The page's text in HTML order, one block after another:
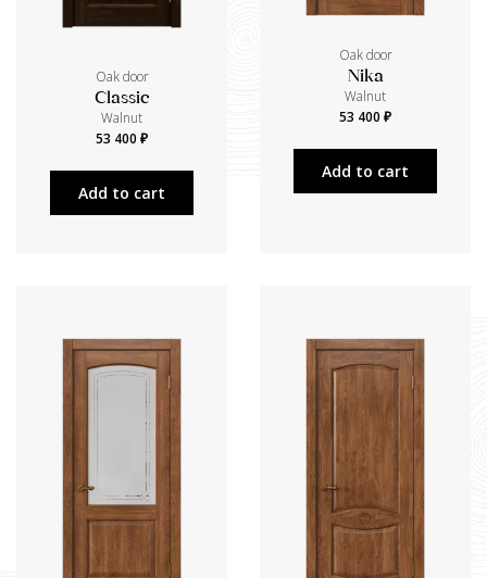
Oak door
Classic
Walnut
53 400 ₽
Add to cart
Oak door
Nika
Walnut
53 400 ₽
Add to cart